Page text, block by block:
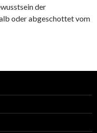
der
oder abgeschottet vom